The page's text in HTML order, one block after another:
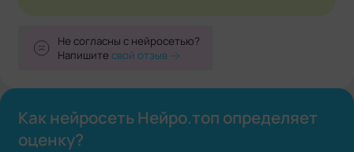
Не согласны с нейросетью?
Напишитесвой отзыв
Как нейросеть Нейро.топ определяет
оценку?